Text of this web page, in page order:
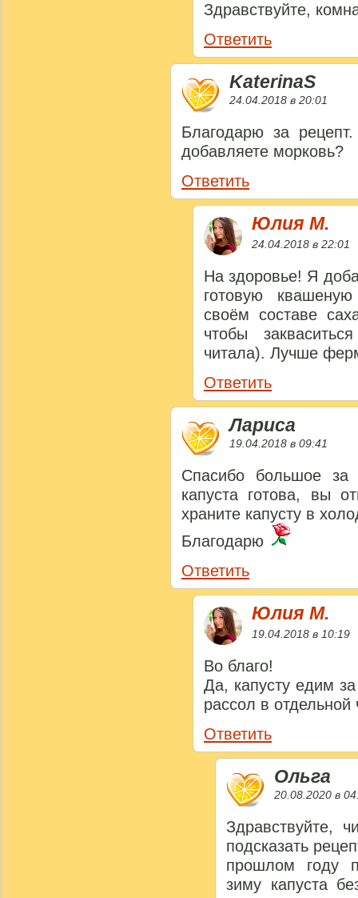
Здравствуйте,
Ответить
KaterinaS
24.04.2018 в 20:01
Благодарю за
добавляете морковь?
Ответить
Юлия M.
24.04.2018 в 22:01
На здоровье! Я
готовую
своём составе
чтобы
читала). Лучше
Ответить
Лариса
19.04.2018 в 09:41
Спасибо большое за
капуста готова, вы
храните капусту в
Благодарю
Ответить
Юлия M.
19.04.2018 в 10:19
Во благо!
Да, капусту едим
рассол в
Ответить
Ольга
20.08.2020 в
Здравствуйте,
подсказать
прошлом году
зиму капуста